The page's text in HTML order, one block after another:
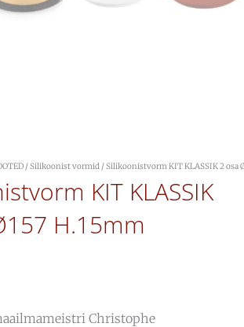
/Silikoonist vormid / Silikoonistvorm KIT KLASSIK 2 osa
KIT KLASSIK
H.15mm
Christophe